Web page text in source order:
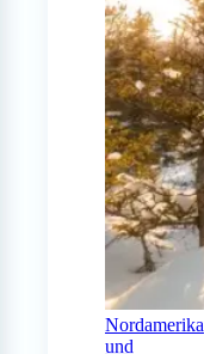
Nordamerika
und